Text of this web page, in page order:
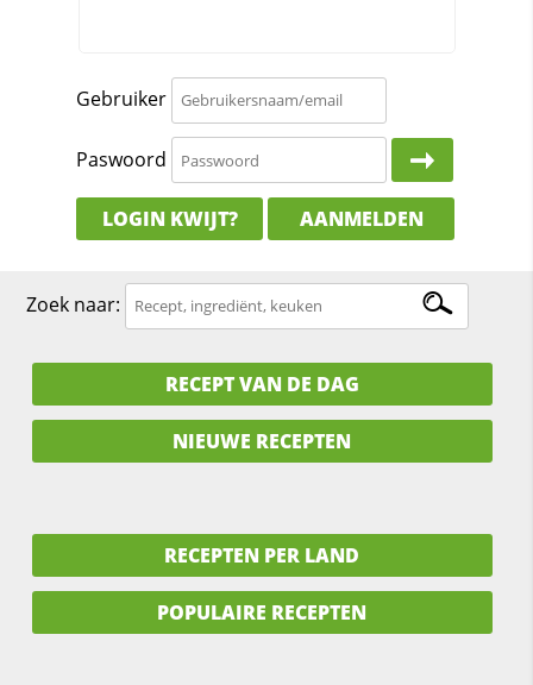
Gebruiker
Paswoord
LOGIN KWIJT? AANMELDEN
Zoek naar:
RECEPT VAN DE DAG
NIEUWE RECEPTEN
RECEPTEN PER LAND
POPULAIRE RECEPTEN